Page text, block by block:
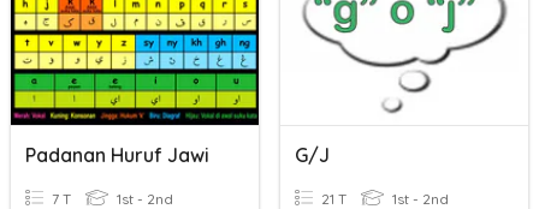
Padanan Huruf Jawi
7 T 1st - 2nd
G/J
21 T 1st - 2nd